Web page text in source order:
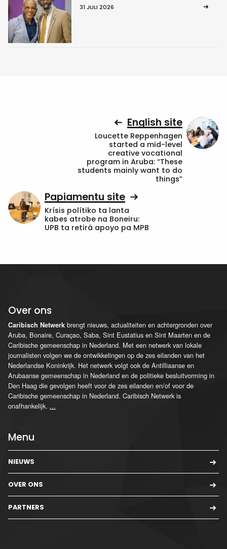
31 JULI 2026
English site
Loucette Reppenhagen
started a mid-level
creative vocational
program in Aruba: “These
students mainly want to do
things”
Papiamentu site
Krísis polítiko ta lanta
kabes atrobe na Boneiru:
UPB ta retirá apoyo pa MPB
Over ons
Caribisch Netwerk brengt nieuws, actualiteiten en achtergronden over
Aruba, Bonaire, Curaçao, Saba, Sint Eustatius en Sint Maarten en de
Caribische gemeenschap in Nederland. Met een netwerk van lokale
journalisten volgen we de ontwikkelingen op de zes eilanden van het
Nederlandse Koninkrijk. Het netwerk volgt ook de Antilliaanse en
Arubaanse gemeenschap in Nederland en de politieke besluitvorming in
Den Haag die gevolgen heeft voor de zes eilanden en/of voor de
Caribische gemeenschap in Nederland. Caribisch Netwerk is
onafhankelijk. ...
Menu
NIEUWS
OVER ONS
PARTNERS